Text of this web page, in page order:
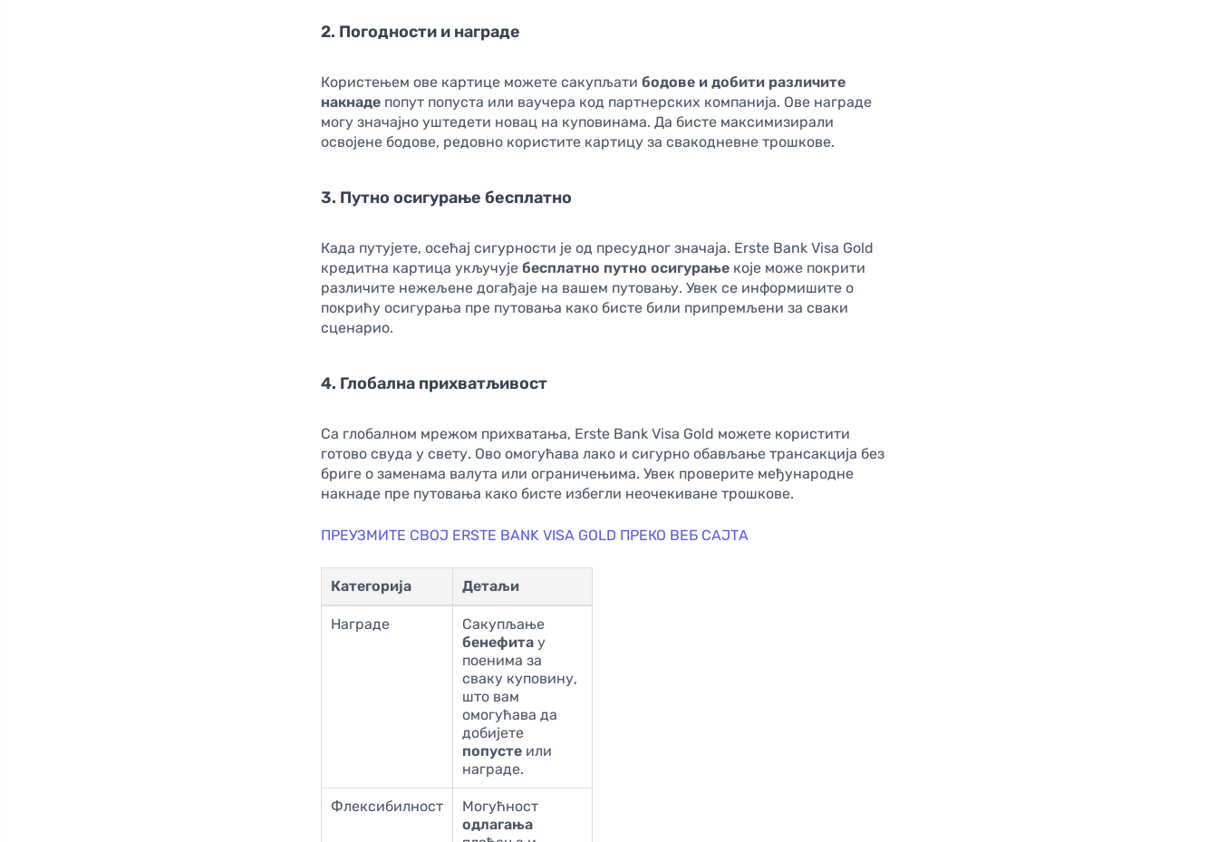
2. Погодности и награде
Користењем ове картице можете сакупљатибодове и добити различите
накнаде попут попуста или ваучера код партнерских компанија. Ове награде
могу значајно уштедети новац на куповинама. Да бисте максимизирали
освојене бодове, редовно користите картицу за свакодневне трошкове.
3. Путно осигурање бесплатно
Када путујете, осећај сигурности је од пресудног значаја. Erste Bank Visa Gold
кредитна картица укључујебесплатно путно осигурање које може покрити
различите нежељене догађаје на вашем путовању. Увек се информишите о
покрићу осигурања пре путовања како бисте били припремљени за сваки
сценарио.
4. Глобална прихватљивост
Са глобалном мрежом прихватања, Erste Bank Visa Gold можете користити
готово свуда у свету. Ово омогућава лако и сигурно обављање трансакција без
бриге о заменама валута или ограничењима. Увек проверите међународне
накнаде пре путовања како бисте избегли неочекиване трошкове.
ПРЕУЗМИТЕ СВОЈ ERSTE BANK VISA GOLD ПРЕКО ВЕБ САЈТА
Категорија Детаљи
Награде
Сакупљање
бенефита у
поенима за
сваку куповину,
што вам
омогућава да
добијете
попусте или
награде.
Флексибилност
Могућност
одлагања